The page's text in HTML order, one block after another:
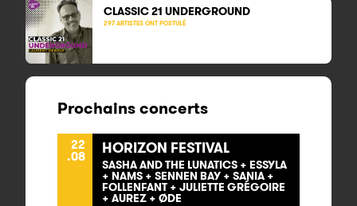
CLASSIC 21 UNDERGROUND
297 ARTISTES ONT POSTULÉ
Prochains concerts
22
.08 HORIZON FESTIVAL
SASHA AND THE LUNATICS + ESSYLA
+ NAMS + SENNEN BAY + SANIA +
FOLLENFANT + JULIETTE GRÉGOIRE
+ AUREZ + ØDE